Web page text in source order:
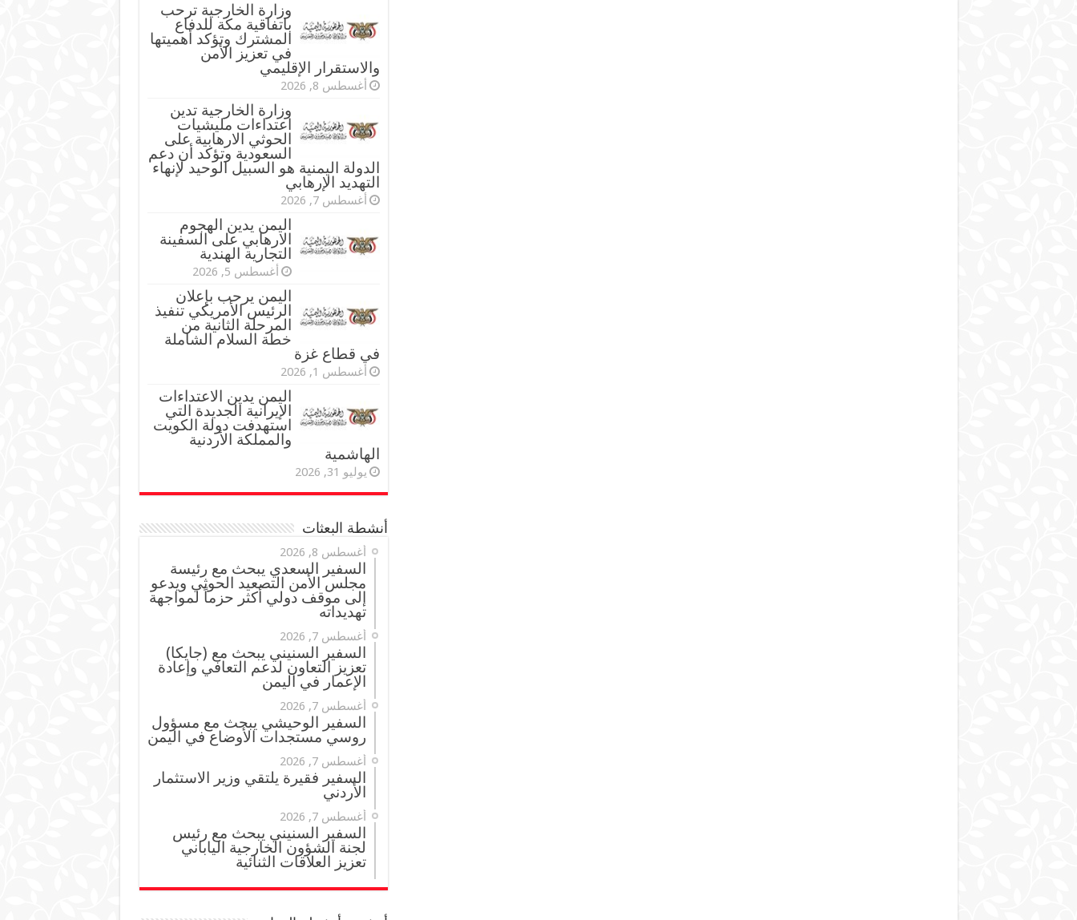
وزارة الخارجية ترحب
باتفاقية مكة للدفاع
المشترك وتؤكد أهميتها
في تعزيز الأمن
والاستقرار الإقليمي
أغسطس 8, 2026
وزارة الخارجية تدين
اعتداءات مليشيات
الحوثي الارهابية على
السعودية وتؤكد أن دعم
الدولة اليمنية هو السبيل الوحيد لإنهاء
التهديد الإرهابي
أغسطس 7, 2026
اليمن يدين الهجوم
الارهابي على السفينة
التجارية الهندية
أغسطس 5, 2026
اليمن يرحب بإعلان
الرئيس الأمريكي تنفيذ
المرحلة الثانية من
خطة السلام الشاملة
في قطاع غزة
أغسطس 1, 2026
اليمن يدين الاعتداءات
الإيرانية الجديدة التي
استهدفت دولة الكويت
والمملكة الأردنية
الهاشمية
يوليو 31, 2026
أنشطة البعثات
أغسطس 8, 2026
السفير السعدي يبحث مع رئيسة
مجلس الأمن التصعيد الحوثي ويدعو
إلى موقف دولي أكثر حزماً لمواجهة
تهديداته
أغسطس 7, 2026
السفير السنيني يبحث مع (جايكا)
تعزيز التعاون لدعم التعافي وإعادة
الإعمار في اليمن
أغسطس 7, 2026
السفير الوحيشي يبحث مع مسؤول
روسي مستجدات الأوضاع في اليمن
أغسطس 7, 2026
السفير فقيرة يلتقي وزير الاستثمار
الأردني
أغسطس 7, 2026
السفير السنيني يبحث مع رئيس
لجنة الشؤون الخارجية الياباني
تعزيز العلاقات الثنائية